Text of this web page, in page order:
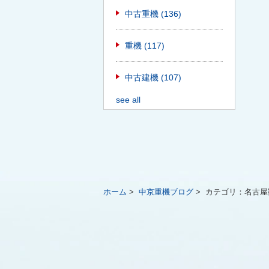
中古重機 (136)
重機 (117)
中古建機 (107)
see all
ホーム > 中京重機ブログ > カテゴリ： 名古